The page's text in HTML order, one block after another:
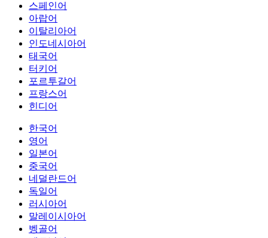
스페인어
아랍어
이탈리아어
인도네시아어
태국어
터키어
포르투갈어
프랑스어
힌디어
한국어
영어
일본어
중국어
네덜란드어
독일어
러시아어
말레이시아어
벵골어